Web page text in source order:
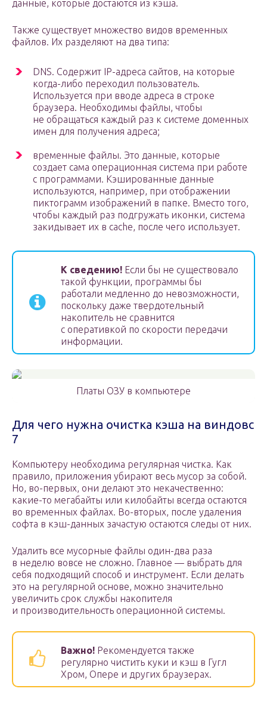
данные, которые достаются из кэша.
Также существует множество видов временных
файлов. Их разделяют на два типа:
DNS. Содержит IP-адреса сайтов, на которые
когда-либо переходил пользователь.
Используется при вводе адреса в строке
браузера. Необходимы файлы, чтобы
не обращаться каждый раз к системе доменных
имен для получения адреса;
временные файлы. Это данные, которые
создает сама операционная система при работе
с программами. Кэшированные данные
используются, например, при отображении
пиктограмм изображений в папке. Вместо того,
чтобы каждый раз подгружать иконки, система
закидывает их в cache, после чего использует.
К сведению! Если бы не существовало
такой функции, программы бы
работали медленно до невозможности,
поскольку даже твердотельный
накопитель не сравнится
с оперативкой по скорости передачи
информации.
Платы ОЗУ в компьютере
Для чего нужна очистка кэша на виндовс
7
Компьютеру необходима регулярная чистка. Как
правило, приложения убирают весь мусор за собой.
Но, во-первых, они делают это некачественно:
какие-то мегабайты или килобайты всегда остаются
во временных файлах. Во-вторых, после удаления
софта в кэш-данных зачастую остаются следы от них.
Удалить все мусорные файлы один-два раза
в неделю вовсе не сложно. Главное — выбрать для
себя подходящий способ и инструмент. Если делать
это на регулярной основе, можно значительно
увеличить срок службы накопителя
и производительность операционной системы.
Важно! Рекомендуется также
регулярно чистить куки и кэш в Гугл
Хром, Опере и других браузерах.